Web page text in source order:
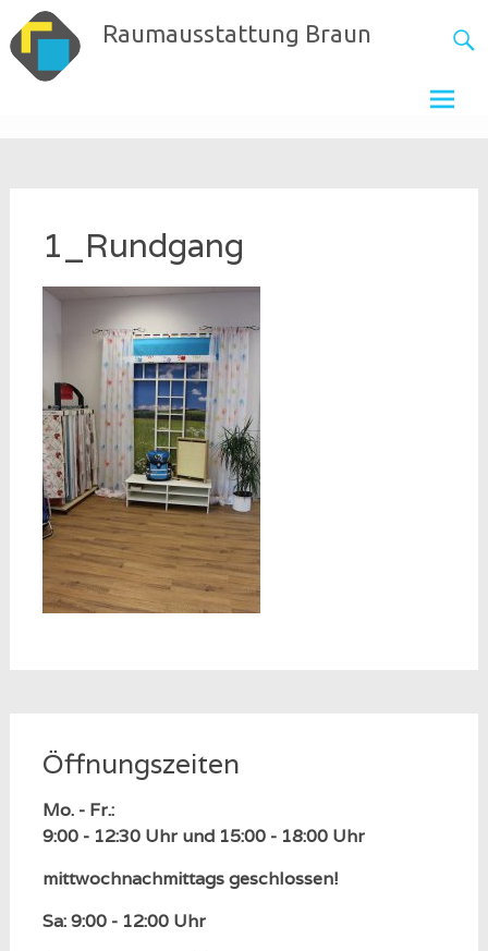
Skip
to
content
Raumausstattung Braun
1_Rundgang
Öffnungszeiten
Mo. - Fr.:
9:00 - 12:30 Uhr und 15:00 - 18:00 Uhr
mittwochnachmittags geschlossen!
Sa: 9:00 - 12:00 Uhr